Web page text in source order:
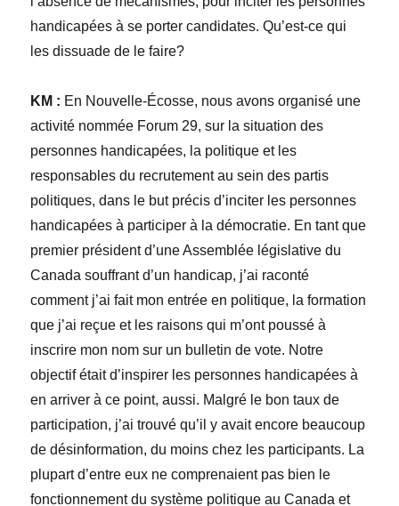
handicapées à se porter candidates. Qu’est-ce qui
les dissuade de le faire?
KM : En Nouvelle-Écosse, nous avons organisé une
activité nommée Forum 29, sur la situation des
personnes handicapées, la politique et les
responsables du recrutement au sein des partis
politiques, dans le but précis d’inciter les personnes
handicapées à participer à la démocratie. En tant que
premier président d’une Assemblée législative du
Canada souffrant d’un handicap, j’ai raconté
comment j’ai fait mon entrée en politique, la formation
que j’ai reçue et les raisons qui m’ont poussé à
inscrire mon nom sur un bulletin de vote. Notre
objectif était d’inspirer les personnes handicapées à
en arriver à ce point, aussi. Malgré le bon taux de
participation, j’ai trouvé qu’il y avait encore beaucoup
de désinformation, du moins chez les participants. La
plupart d’entre eux ne comprenaient pas bien le
fonctionnement du système politique au Canada et